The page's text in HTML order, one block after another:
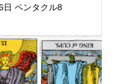
日 ペンタクル8